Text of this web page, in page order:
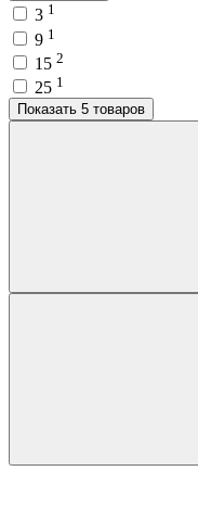
3 1
9 1
15 2
25 1
Показать 5 товаров